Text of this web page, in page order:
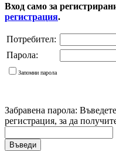
Вход само за
регистрация.
Потребител:
Парола:
Запомни парола
Забравена парола:
регистрация, за да